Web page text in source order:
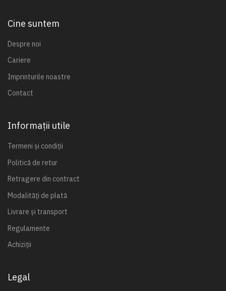
Cine suntem
Despre noi
Cariere
Imprinturile noastre
Contact
Informații utile
Termeni și condiții
Politică de retur
Retragere din contract
Modalități de plată
Livrare și transport
Regulamente
Achiziții
Legal